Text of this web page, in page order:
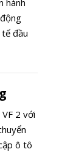
hành
đầu
2 với
ô tô